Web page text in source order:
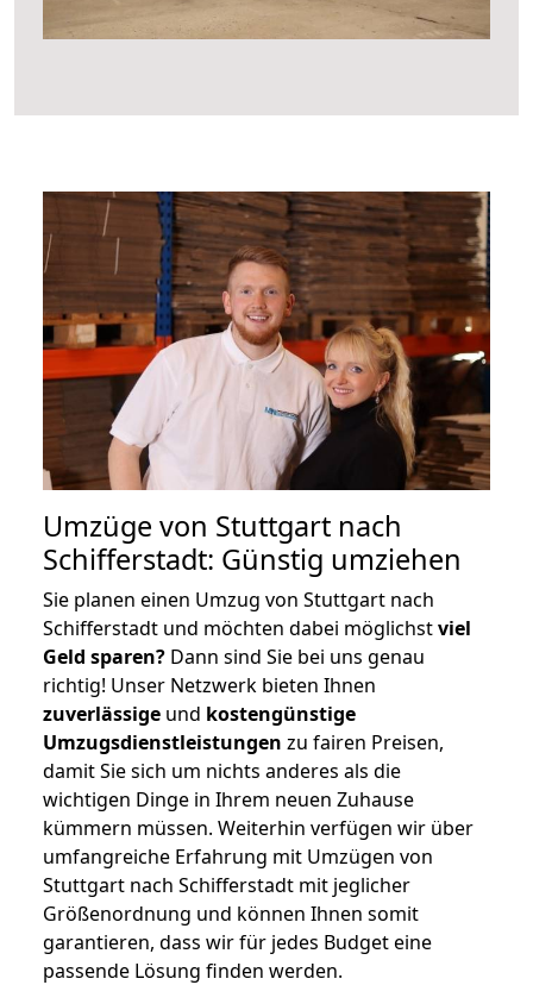
Umzüge von Stuttgart nach
Schifferstadt: Günstig umziehen
Sie planen einen Umzug von Stuttgart nach
Schifferstadt und möchten dabei möglichstviel
Geld sparen? Dann sind Sie bei uns genau
richtig! Unser Netzwerk bieten Ihnen
zuverlässige und kostengünstige
Umzugsdienstleistungen zu fairen Preisen,
damit Sie sich um nichts anderes als die
wichtigen Dinge in Ihrem neuen Zuhause
kümmern müssen. Weiterhin verfügen wir über
umfangreiche Erfahrung mit Umzügen von
Stuttgart nach Schifferstadt mit jeglicher
Größenordnung und können Ihnen somit
garantieren, dass wir für jedes Budget eine
passende Lösung finden werden.